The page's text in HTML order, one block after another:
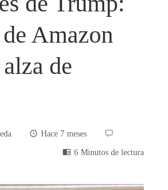
Amazon
de
Hace 7 meses
6 Minutos de lectura